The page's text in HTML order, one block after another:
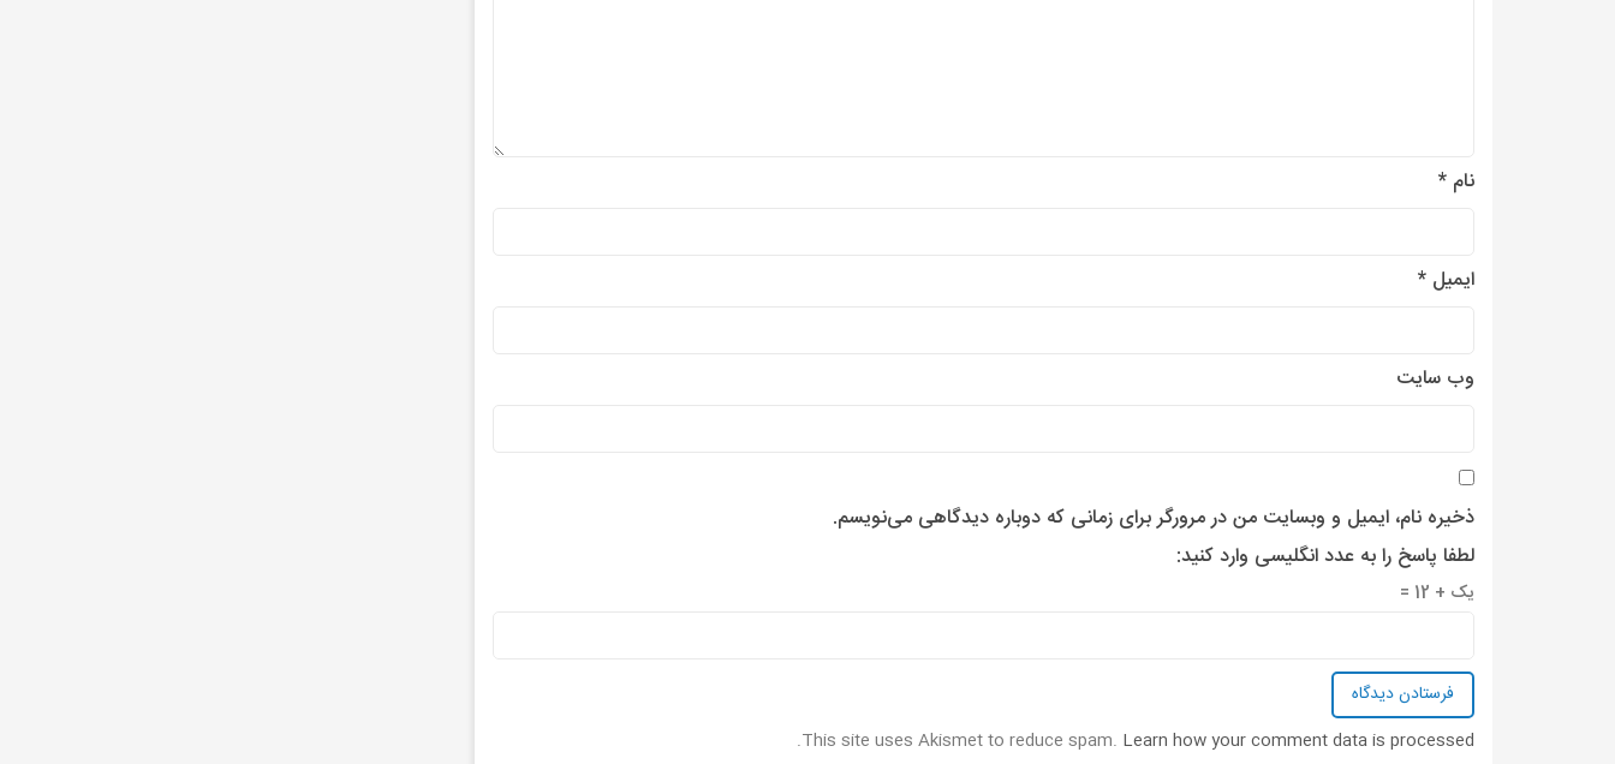
نام *
ایمیل *
وب‌ سایت
ذخیره نام، ایمیل و وبسایت من در مرورگر برای زمانی که دوباره دیدگاهی می‌نویسم.
لطفا پاسخ را به عدد انگلیسی وارد کنید:
یک + 12 =
This site uses Akismet to reduce spam. Learn how your comment data is processed
.